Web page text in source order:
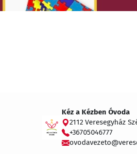
Kéz a Kézben Óvoda
2112 Veresegyház
+36705046777